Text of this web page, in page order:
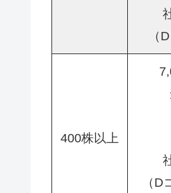
（
400株以上
（